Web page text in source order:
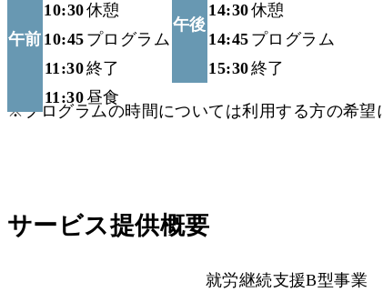
午前
10:30休憩
10:45 プログラム
11:30終了
11:30昼食
午後
14:30休憩
14:45 プログラム
15:30終了
※プログラムの時間については利用する方の希
サービス提供概要
就労継続支援B型事業